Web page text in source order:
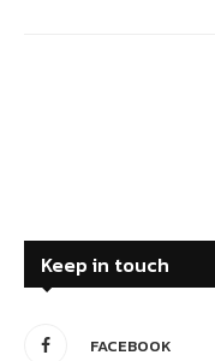
Keep in touch
FACEBOOK